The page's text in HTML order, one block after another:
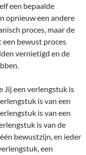
een bepaalde
opnieuw een andere
proces, maar de
bewust proces
vernietigd en de
Jij een verlengstuk is
is van een
is van een
is van de
bewustzijn, en ieder
een